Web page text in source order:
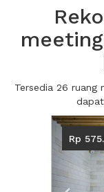
Tersedia 26 ruang
Rp